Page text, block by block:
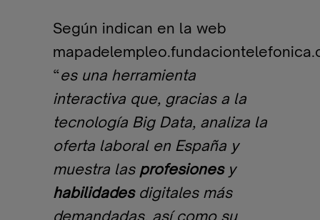
Según indican en la web
“es una herramienta
interactiva que, gracias a la
tecnología Big Data, analiza la
oferta laboral en España y
muestra las profesionesy
habilidadesdigitales más
demandadas, así como su